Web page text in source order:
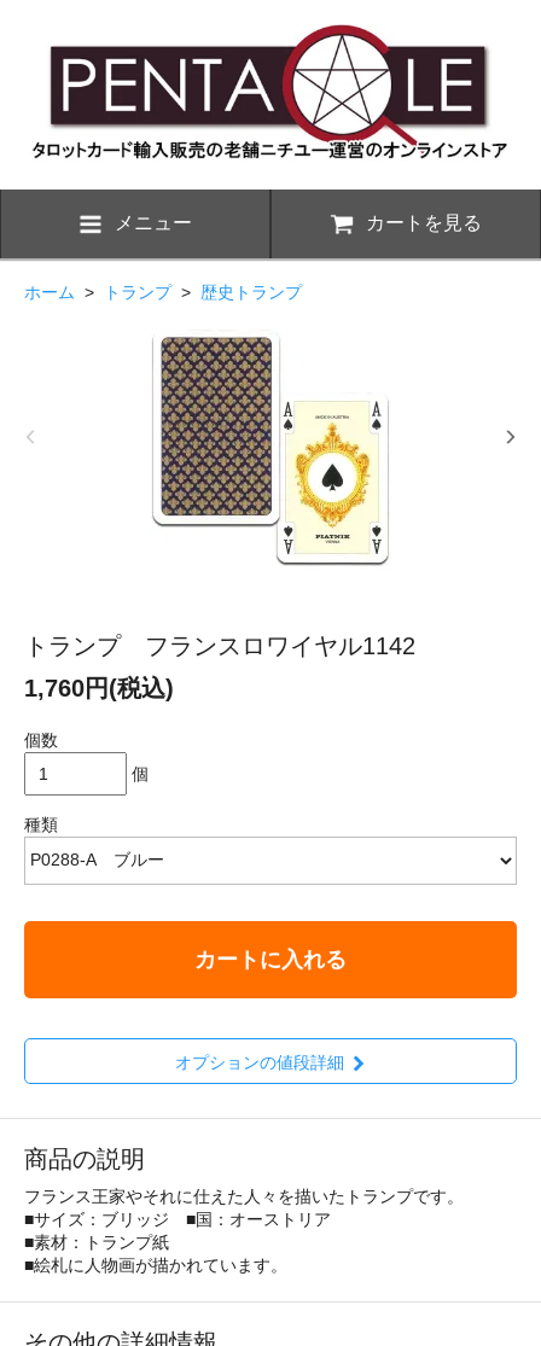
メニュー カートを見る
ホーム > トランプ> 歴史トランプ
トランプ フランスロワイヤル1142
1,760円(税込)
個数
個
種類
カートに入れる
オプションの値段詳細
商品の説明
フランス王家やそれに仕えた人々を描いたトランプです。
■サイズ：ブリッジ ■国：オーストリア
■素材：トランプ紙
■絵札に人物画が描かれています。